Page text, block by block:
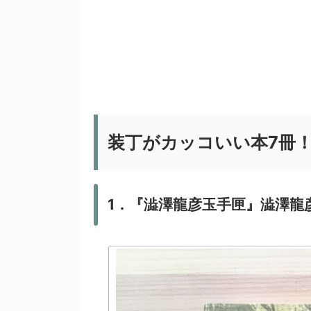
装丁がカッコいい本7冊
1．『澁澤龍彦玉手匣』澁澤龍